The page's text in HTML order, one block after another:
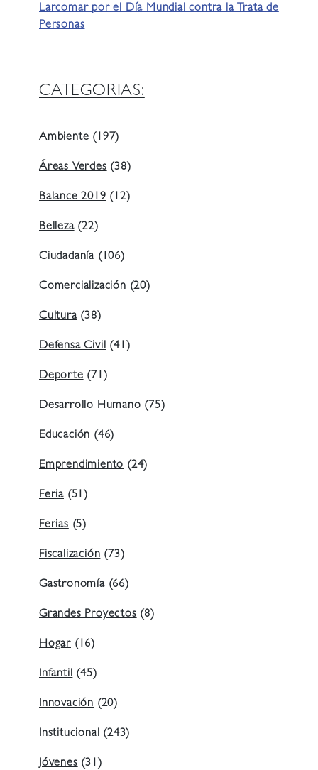
Larcomar por el Día Mundial contra la Trata de
Personas
CATEGORIAS:
Ambiente (197)
Áreas Verdes (38)
Balance 2019 (12)
Belleza(22)
Ciudadanía (106)
Comercialización (20)
Cultura(38)
Defensa Civil (41)
Deporte (71)
Desarrollo Humano (75)
Educación (46)
Emprendimiento (24)
Feria (51)
Ferias (5)
Fiscalización (73)
Gastronomía(66)
Grandes Proyectos (8)
Hogar (16)
Infantil (45)
Innovación (20)
Institucional (243)
Jóvenes (31)